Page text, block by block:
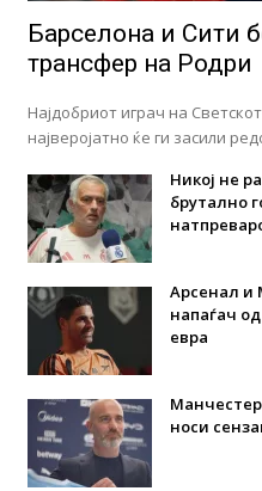
Барселона и Сити
трансфер на Родри
Најдобриот играч на
најверојатно ќе ги засили
Никој не
брутално
Арсенал и
напаѓач
евра
Манчестер
носи